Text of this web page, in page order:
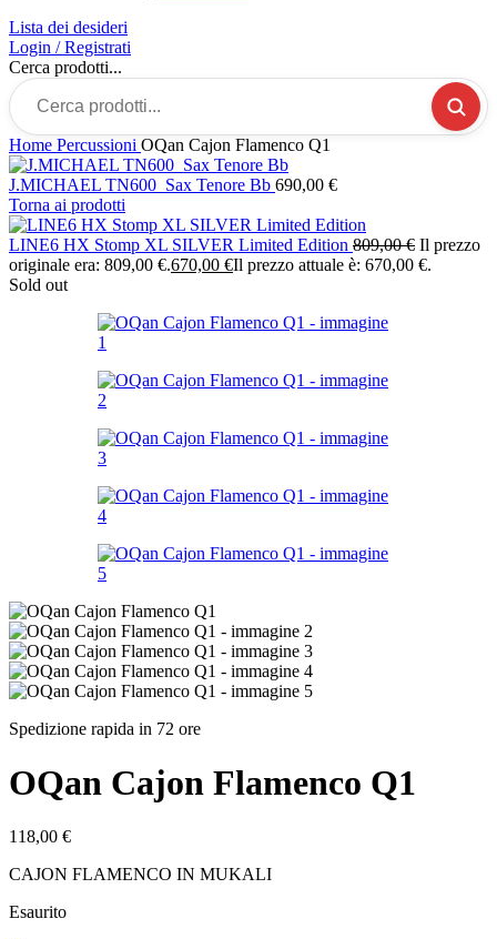
Lista dei desideri
Login / Registrati
Cerca prodotti...
Home Percussioni OQan Cajon Flamenco Q1
J.MICHAEL TN600 Sax Tenore Bb 690,00 €
Torna ai prodotti
LINE6 HX Stomp XL SILVER Limited Edition 809,00€ Il prezzo
originale era: 809,00 €.670,00 €Il prezzo attuale è: 670,00 €.
Sold out
Spedizione rapida in 72 ore
OQan Cajon Flamenco Q1
118,00 €
CAJON FLAMENCO IN MUKALI
Esaurito